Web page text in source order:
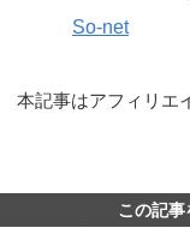
So-net
本記事はアフィリエ
この記事